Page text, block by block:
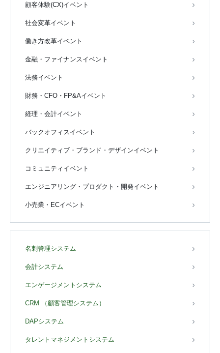
顧客体験(CX)イベント
社会変革イベント
働き方改革イベント
金融・ファイナンスイベント
法務イベント
財務・CFO・FP&Aイベント
経理・会計イベント
バックオフィスイベント
クリエイティブ・ブランド・デザインイベント
コミュニティイベント
エンジニアリング・プロダクト・開発イベント
小売業・ECイベント
名刺管理システム
会計システム
エンゲージメントシステム
CRM （顧客管理システム）
DAPシステム
タレントマネジメントシステム